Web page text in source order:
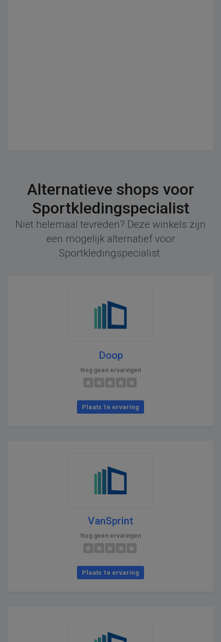
Alternatieve shops voor
Sportkledingspecialist
Niet helemaal tevreden? Deze winkels zijn
een mogelijk alternatief voor
Sportkledingspecialist.
Doop
Nog geen ervaringen
Plaats 1e ervaring
VanSprint
Nog geen ervaringen
Plaats 1e ervaring